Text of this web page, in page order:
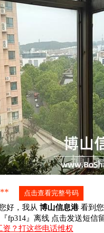
点击查看完整号码
好，我从 博山信息港看到您
？打这些电话维权